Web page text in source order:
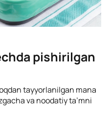
pishirilgan
tayyorlanilgan mana
va noodatiy ta’mni